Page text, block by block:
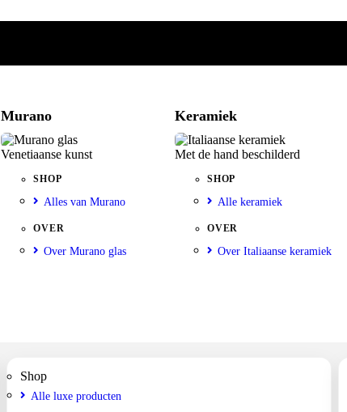
Murano
Venetiaanse kunst
SHOP
Alles van Murano
OVER
Over Murano glas
Keramiek
Met de hand beschilderd
SHOP
Alle keramiek
OVER
Over Italiaanse keramiek
Shop
Alle luxe producten